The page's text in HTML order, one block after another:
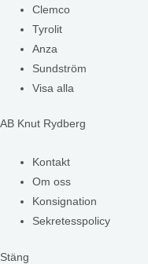
Clemco
Tyrolit
Anza
Sundström
Visa alla
AB Knut Rydberg
Kontakt
Om oss
Konsignation
Sekretesspolicy
Stäng